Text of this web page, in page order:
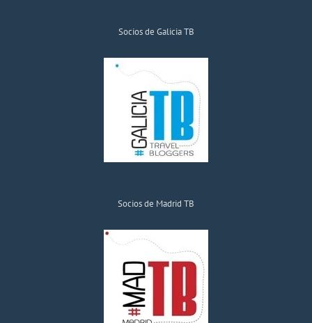
Socios de Galicia TB
Socios de Madrid TB